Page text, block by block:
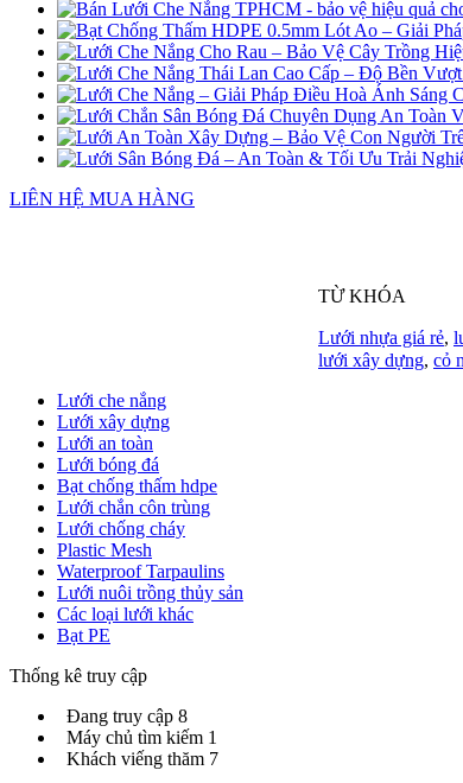
LIÊN HỆ MUA HÀNG
TỪ KHÓA
Lưới nhựa giá rẻ,
lưới xây dựng, cỏ
Lưới che nắng
Lưới xây dựng
Lưới an toàn
Lưới bóng đá
Bạt chống thấm hdpe
Lưới chắn côn trùng
Lưới chống cháy
Plastic Mesh
Waterproof Tarpaulins
Lưới nuôi trồng thủy sản
Các loại lưới khác
Bạt PE
Thống kê truy cập
Đang truy cập 8
Máy chủ tìm kiếm 1
Khách viếng thăm 7